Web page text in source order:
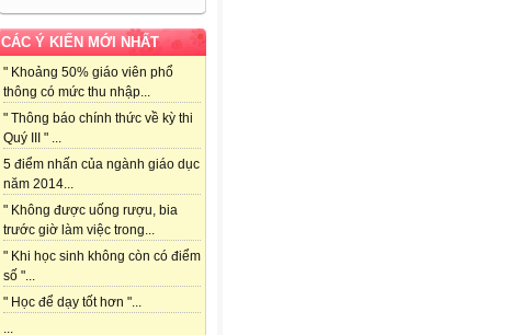
CÁC Ý KIẾN MỚI NHẤT
" Khoảng 50% giáo viên phổ
thông có mức thu nhập...
" Thông báo chính thức về kỳ thi
Quý III " ...
5 điểm nhấn của ngành giáo dục
năm 2014...
" Không được uống rượu, bia
trước giờ làm việc trong...
" Khi học sinh không còn có điểm
số "...
" Học để dạy tốt hơn "...